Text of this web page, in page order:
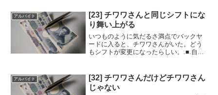
アルバイト
[23] チワワさんと同じシフトにな
り舞い上がる
いつものように気だるさ満点でバックヤ
ードに入ると、チワワさんがいた。どう
もシフトが変更になったらしい。.■.自
い・・・」..客観的に見れば、中年フリー
ターが一回り以上...
アルバイト
[32] チワワさんだけどチワワさん
じゃない